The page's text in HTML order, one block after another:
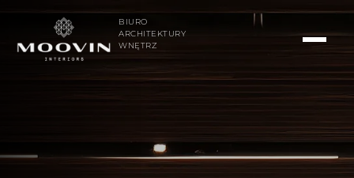
BIURO
ARCHITEKTURY
WNĘTRZ